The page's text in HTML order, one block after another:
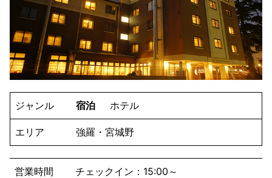
ジャンル 宿泊 ホテル
エリア 強羅・宮城野
営業時間
チェックイン：15:00～